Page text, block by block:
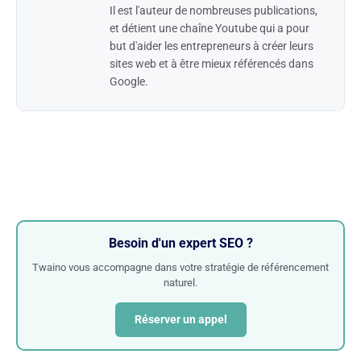
Il est l'auteur de nombreuses publications,
et détient une chaîne Youtube qui a pour
but d'aider les entrepreneurs à créer leurs
sites web et à être mieux référencés dans
Google.
Besoin d'un expert SEO ?
Twaino vous accompagne dans votre stratégie de référencement
naturel.
Réserver un appel